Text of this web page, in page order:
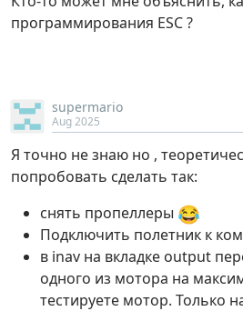
программирования ESC ?
supermario
Aug 2025
Я точно не знаю но ,
попробовать сделать так:
снять пропеллеры 😂
Подключить полетник к
в inav на вкладке output
одного из мотора на
тестируете мотор. Только